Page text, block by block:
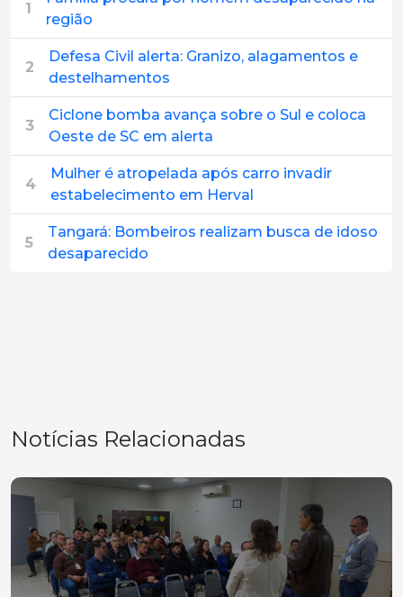
1
região
2
Defesa Civil alerta: Granizo, alagamentos e
destelhamentos
3
Ciclone bomba avança sobre o Sul e coloca
Oeste de SC em alerta
4
Mulher é atropelada após carro invadir
estabelecimento em Herval
5
Tangará: Bombeiros realizam busca de idoso
desaparecido
Notícias Relacionadas